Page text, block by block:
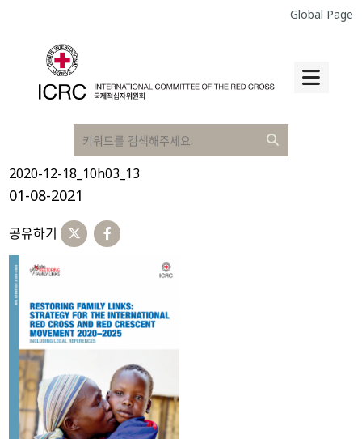
Global Page
2020-12-18_10h03_13
01-08-2021
공유하기